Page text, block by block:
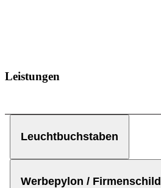
Leistungen
Leuchtbuchstaben
Werbepylon / Firmenschild